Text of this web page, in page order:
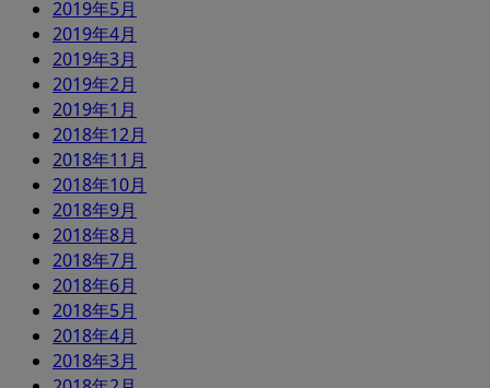
2019年5月
2019年4月
2019年3月
2019年2月
2019年1月
2018年12月
2018年11月
2018年10月
2018年9月
2018年8月
2018年7月
2018年6月
2018年5月
2018年4月
2018年3月